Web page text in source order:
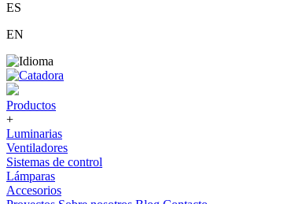
ES
EN
Productos
+
Luminarias
Ventiladores
Sistemas de control
Lámparas
Accesorios